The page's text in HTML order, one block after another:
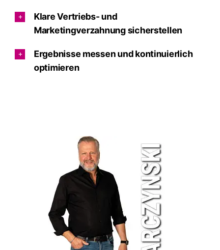
Klare Vertriebs- und
Marketingverzahnung sicherstellen
Ergebnisse messen und kontinuierlich
optimieren